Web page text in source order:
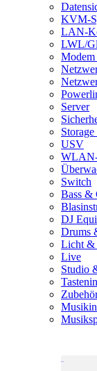
KVM-
LAN-
LWL/
Server
USV
Switch
Bass &
DJ
Drums
Licht &
Live
Studio